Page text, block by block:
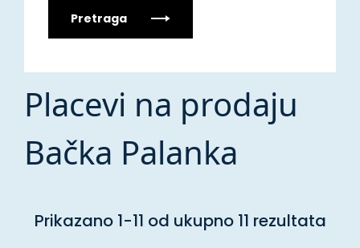
Pretraga
Placevi na prodaju
Bačka Palanka
Prikazano 1-11 od ukupno 11 rezultata